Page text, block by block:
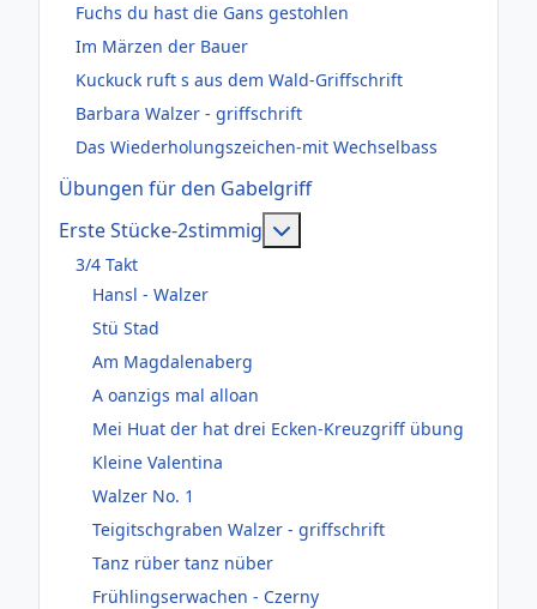
Fuchs du hast die Gans gestohlen
Im Märzen der Bauer
Kuckuck ruft s aus dem Wald-Griffschrift
Barbara Walzer - griffschrift
Das Wiederholungszeichen-mit Wechselbass
Übungen für den Gabelgriff
Erste Stücke-2stimmig
3/4 Takt
Hansl - Walzer
Stü Stad
Am Magdalenaberg
A oanzigs mal alloan
Mei Huat der hat drei Ecken-Kreuzgriff übung
Kleine Valentina
Walzer No. 1
Teigitschgraben Walzer - griffschrift
Tanz rüber tanz nüber
Frühlingserwachen - Czerny